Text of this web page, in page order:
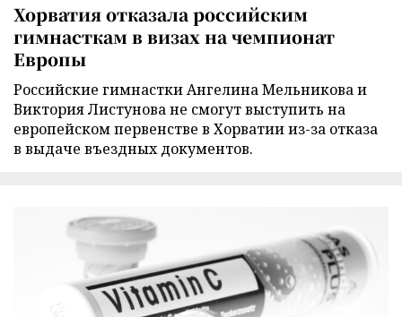
Хорватия отказала российским
гимнасткам в визах на чемпионат
Европы
Российские гимнастки Ангелина Мельникова и
Виктория Листунова не смогут выступить на
европейском первенстве в Хорватии из-за отказа
в выдаче въездных документов.